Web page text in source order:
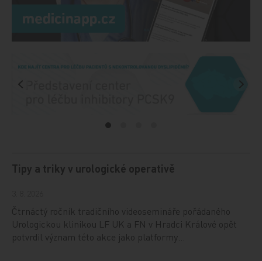
Tipy a triky v urologické operativě
Čtrnáctý ročník tradičního videosemináře pořádaného
Urologickou klinikou LF UK a FN v Hradci Králové opět
potvrdil význam této akce jako platformy…